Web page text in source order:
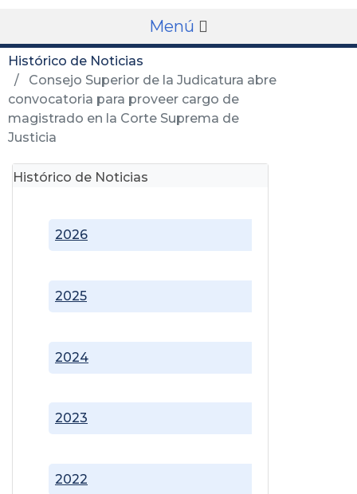
Menú
Histórico de Noticias
Consejo Superior de la Judicatura abre
convocatoria para proveer cargo de
magistrado en la Corte Suprema de
Justicia
Histórico de Noticias
2022
2023
2024
2025
2026